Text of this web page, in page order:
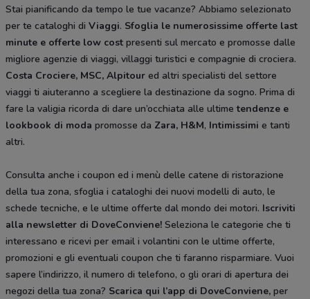
Stai pianificando da tempo le tue vacanze? Abbiamo selezionato
per te cataloghi di Viaggi. Sfoglia le numerosissime offerte last
minute e offerte low cost presenti sul mercato e promosse dalle
migliore agenzie di viaggi, villaggi turistici e compagnie di crociera.
Costa Crociere, MSC, Alpitour ed altri specialisti del settore
viaggi ti aiuteranno a scegliere la destinazione da sogno. Prima di
fare la valigia ricorda di dare un’occhiata alle ultimetendenze e
lookbook di moda promosse da Zara, H&M, Intimissimi e tanti
altri.
Consulta anche i coupon ed i menù delle catene di ristorazione
della tua zona, sfoglia i cataloghi dei nuovi modelli di auto, le
schede tecniche, e le ultime offerte dal mondo dei motori. Iscriviti
alla newsletter di DoveConviene! Seleziona le categorie che ti
interessano e ricevi per email i volantini con le ultime offerte,
promozioni e gli eventuali coupon che ti faranno risparmiare. Vuoi
sapere l’indirizzo, il numero di telefono, o gli orari di apertura dei
negozi della tua zona? Scarica qui l’app di DoveConviene, per